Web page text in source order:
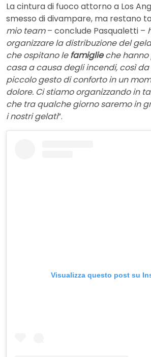
La cintura di fuoco attorno a Los
smesso di divampare, ma restano
mio team– conclude Pasqualetti –
organizzare la distribuzione del
che ospitano lefamiglieche hanno
casa a causa degli incendi, così da
piccolo gesto di conforto in un
dolore. Ci stiamo organizzando in
che tra qualche giorno saremo in
i nostri gelati”.
Visualizza questo post su